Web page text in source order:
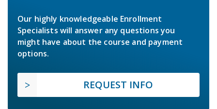
Our highly knowledgeable Enrollment
Specialists will answer any questions you
might have about the course and payment
options.
REQUEST INFO